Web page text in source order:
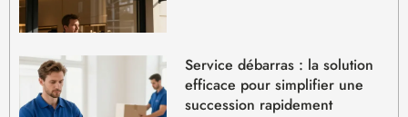
Service débarras : la solution
efficace pour simplifier une
succession rapidement